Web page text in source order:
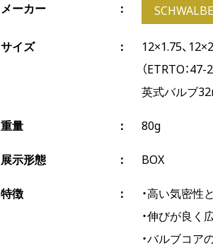
メーカー SCHWALBE
サイズ
12×1.75、
（ETRTO：
英式バルブ
重量 80g
展示形態 BOX
特徴
・高い気密性
・伸びが良
・バルブコア